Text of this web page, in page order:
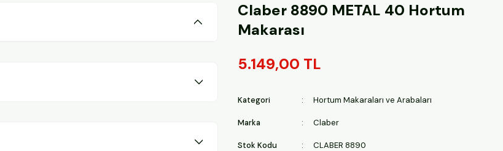
Claber 8890 METAL 40 Hortum
Makarası
5.149,00 TL
Kategori Hortum Makaraları ve Arabaları
Marka Claber
Stok Kodu CLABER 8890